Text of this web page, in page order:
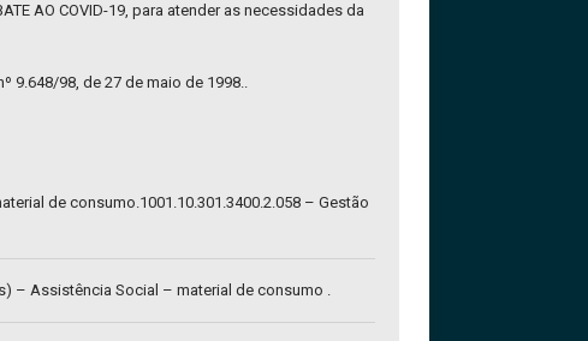
AO COVID-19, para atender as necessidades da
9.648/98, de 27 de maio de 1998..
de consumo.1001.10.301.3400.2.058 – Gestão
– Assistência Social – material de consumo .